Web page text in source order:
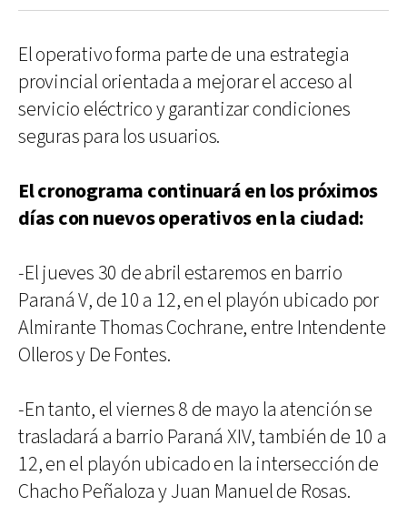
El operativo forma parte de una estrategia
provincial orientada a mejorar el acceso al
servicio eléctrico y garantizar condiciones
seguras para los usuarios.
El cronograma continuará en los próximos
días con nuevos operativos en la ciudad:
-El jueves 30 de abril estaremos en barrio
Paraná V, de 10 a 12, en el playón ubicado por
Almirante Thomas Cochrane, entre Intendente
Olleros y De Fontes.
-En tanto, el viernes 8 de mayo la atención se
trasladará a barrio Paraná XIV, también de 10 a
12, en el playón ubicado en la intersección de
Chacho Peñaloza y Juan Manuel de Rosas.